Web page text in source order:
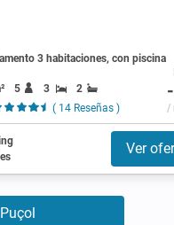
3 habitaciones, con piscina
5 3
2
( 14 Reseñas ) /
Ver